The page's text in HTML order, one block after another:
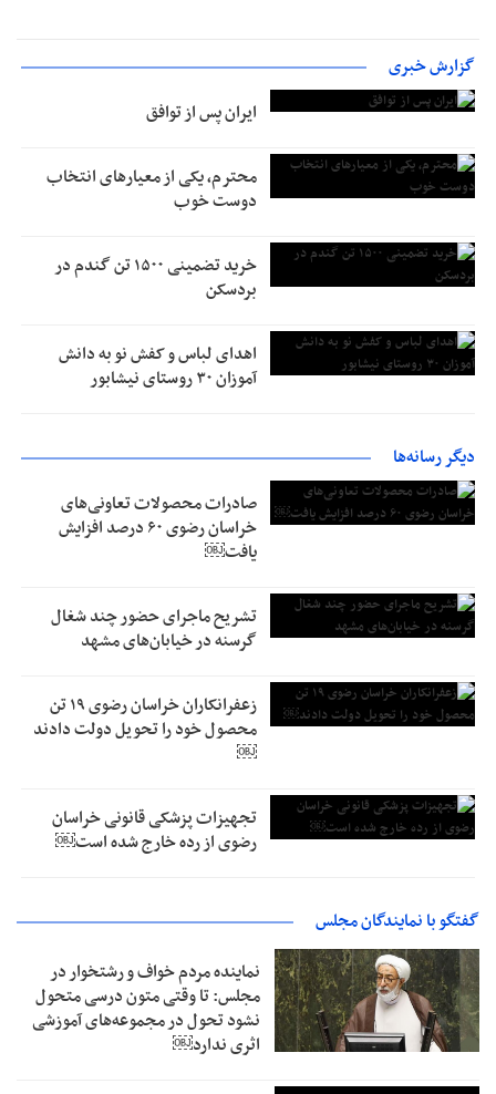
گزارش خبری
ایران پس از توافق
محترم، یکی از معیارهای انتخاب
دوست خوب
خرید تضمینی ۱۵۰۰ تن گندم در
بردسکن
اهدای لباس و کفش نو به دانش
آموزان ۳۰ روستای نیشابور
دیگر رسانه‌ها
صادرات محصولات تعاونی‌های
خراسان رضوی ۶۰ درصد افزایش
یافت￼
تشریح ماجرای حضور چند شغال
گرسنه در خیابان‌های مشهد
زعفرانکاران خراسان رضوی ۱۹ تن
محصول خود را تحویل دولت دادند
￼
تجهیزات پزشکی قانونی خراسان
رضوی از رده خارج شده است￼
گفتگو با نمایندگان مجلس
نماینده مردم خواف و رشتخوار در
مجلس: تا وقتی متون درسی متحول
نشود تحول در مجموعه‌های آموزشی
اثری ندارد￼